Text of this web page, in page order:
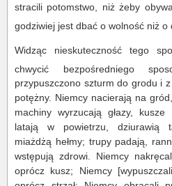
stracili potomstwo, niż żeby
godziwiej jest dbać o wolność niż o
Widząc nieskuteczność tego
chwycić bezpośredniego
przypuszczono szturm do grodu i
potężny. Niemcy nacierają na
machiny wyrzucają głazy,
latają w powietrzu, dziurawią
miażdżą hełmy; trupy padają,
wstępują zdrowi. Niemcy
oprócz kusz; Niemcy